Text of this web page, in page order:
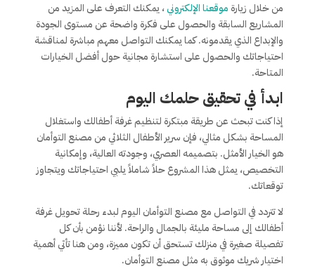
من خلال زيارة موقعنا الإلكتروني، يمكنك التعرف على المزيد من
المشاريع السابقة والحصول على فكرة واضحة عن مستوى الجودة
والإبداع الذي يقدمونه. كما يمكنك التواصل معهم مباشرة لمناقشة
احتياجاتك والحصول على استشارة مجانية حول أفضل الخيارات
المتاحة.
ابدأ في تحقيق حلمك اليوم
إذا كنت تبحث عن طريقة مبتكرة لتنظيم غرفة أطفالك واستغلال
المساحة بشكل مثالي، فإن سرير الأطفال الثلاثي من مصنع التوأمان
هو الخيار الأمثل. بتصميمه العصري، وجودته العالية، وإمكانية
التخصيص، يمثل هذا المشروع حلاً شاملاً يلبي احتياجاتك ويتجاوز
توقعاتك.
لا تتردد في التواصل مع مصنع التوأمان اليوم لبدء رحلة تحويل غرفة
أطفالك إلى مساحة مليئة بالجمال والراحة. لأننا نؤمن بأن كل
تفصيلة صغيرة في منزلك تستحق أن تكون مميزة، ومن هنا تأتي أهمية
اختيار شريك موثوق به مثل مصنع التوأمان.